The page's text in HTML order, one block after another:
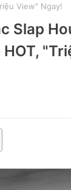
View" Ngay!
Slap